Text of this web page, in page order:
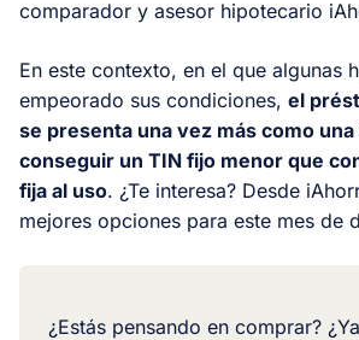
comparador y asesor hipotecario
En este contexto, en el que algunas
empeorado sus condiciones, el
se presenta una vez más como
conseguir un TIN fijo menor que
fija al uso. ¿Te interesa? Desde
mejores opciones para este mes de
¿Estás pensando en comprar?